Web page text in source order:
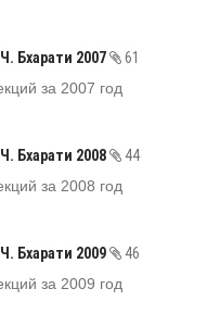
Бхарати 2007
61
за 2007 год
Бхарати 2008
44
за 2008 год
Бхарати 2009
46
за 2009 год